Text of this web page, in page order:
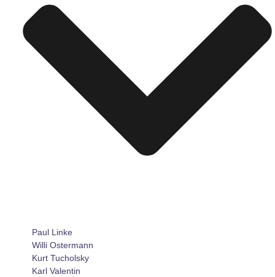
Paul Linke
Willi Ostermann
Kurt Tucholsky
Karl Valentin